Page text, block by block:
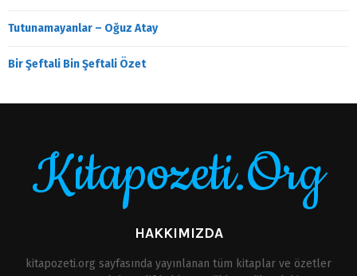
Tutunamayanlar – Oğuz Atay
Bir Şeftali Bin Şeftali Özet
Kitapozeti.Org
HAKKIMIZDA
kitapozeti.org sayfasında yayınlanan tüm kitaplar ve özetler